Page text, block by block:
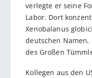
verlegte er seine
Labor. Dort
Xenobalanus
deutschen Namen,
des Großen
Kollegen aus den